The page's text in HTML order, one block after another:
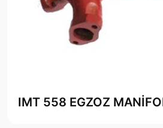
IMT 558 EGZOZ